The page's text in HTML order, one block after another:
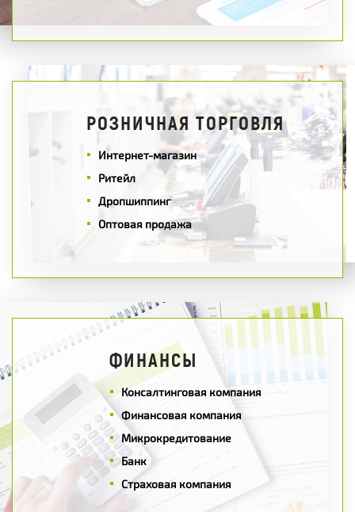
РОЗНИЧНАЯ ТОРГОВЛЯ
Интернет-магазин
Ритейл
Дропшиппинг
Оптовая продажа
ФИНАНСЫ
Консалтинговая компания
Финансовая компания
Микрокредитование
Банк
Страховая компания